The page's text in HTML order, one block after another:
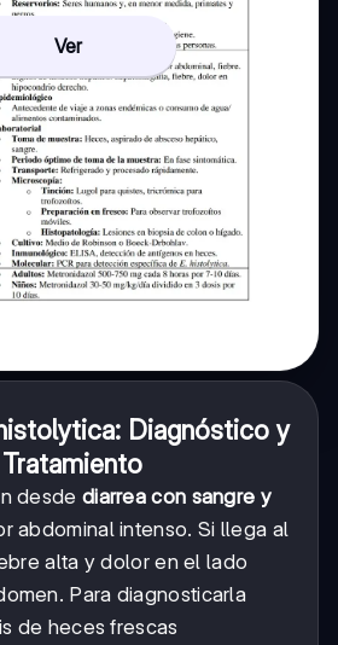
Ver
Diagnóstico y
Tratamiento
desde diarrea con sangre y
abdominal intenso. Si llega al
alta y dolor en el lado
Para diagnosticarla
de heces frescas